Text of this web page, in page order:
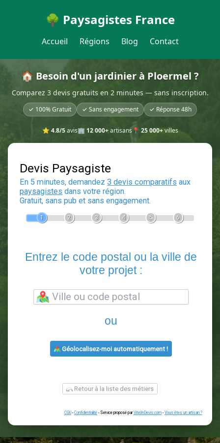
🌳 Paysagistes France
Accueil Régions Blog Contact
🏠 Besoin d'un jardinier à Ploermel ?
Comparez 3 devis gratuits en 2 minutes — sans inscription.
✓ 100% Gratuit ✓ Sans engagement ✓ Réponse 48h
⭐ 4.8/5avis🏢 12 000+artisans📍 25 000+villes
Devis Paysagiste
En 5 minutes, demandez3 devis comparatifs
votre projet :
ou
Géolocalisez-moi automatiquement !